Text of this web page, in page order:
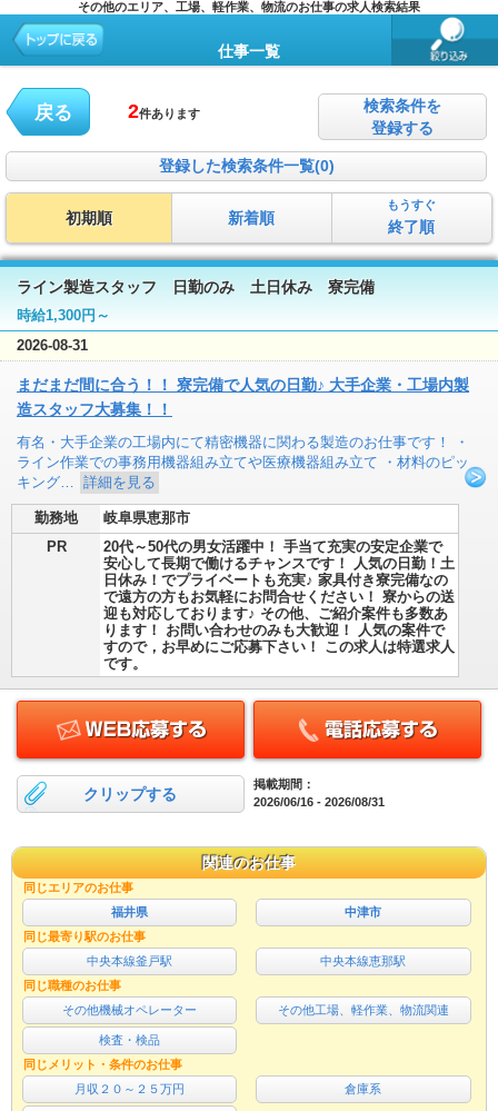
その他のエリア、工場、軽作業、物流のお仕事の求人検索結果
仕事一覧
戻る 2件あります
検索条件を
登録する
登録した検索条件一覧(0)
初期順 新着順
もうすぐ
終了順
ライン製造スタッフ 日勤のみ 土日休み 寮完備
時給1,300円～
2026-08-31
まだまだ間に合う！！ 寮完備で人気の日勤♪ 大手企業・工場内製
造スタッフ大募集！！
有名・大手企業の工場内にて精密機器に関わる製造のお仕事です！ ・
ライン作業での事務用機器組み立てや医療機器組み立て ・材料のピッ
キング…
詳細を見る
勤務地
岐阜県恵那市
PR
20代～50代の男女活躍中！ 手当て充実の安定企業で
安心して長期で働けるチャンスです！ 人気の日勤！土
日休み！でプライベートも充実♪ 家具付き寮完備なの
で遠方の方もお気軽にお問合せください！ 寮からの送
迎も対応しております♪ その他、ご紹介案件も多数あ
ります！ お問い合わせのみも大歓迎！ 人気の案件で
すので，お早めにご応募下さい！ この求人は特選求人
です。
クリップする
掲載期間：
2026/06/16 - 2026/08/31
関連のお仕事
同じエリアのお仕事
福井県
中津市
同じ最寄り駅のお仕事
中央本線釜戸駅
中央本線恵那駅
同じ職種のお仕事
その他機械オペレーター
その他工場、軽作業、物流関連
検査・検品
同じメリット・条件のお仕事
月収２０～２５万円
倉庫系